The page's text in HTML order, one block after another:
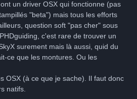
un driver OSX qui fonctionne (pas
"beta") mais tous les efforts
question soft "pas cher" sous
c'est rare de trouver un
surement mais là aussi, quid du
ce que les montures. Ou les
OSX (à ce que je sache). Il faut donc
natifs.